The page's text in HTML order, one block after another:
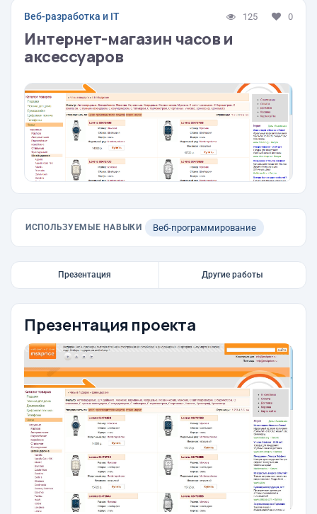
Веб-разработка и IT 125 0
Интернет-магазин часов и
аксессуаров
ИСПОЛЬЗУЕМЫЕ НАВЫКИ Веб-программирование
Презентация Другие работы
Презентация проекта